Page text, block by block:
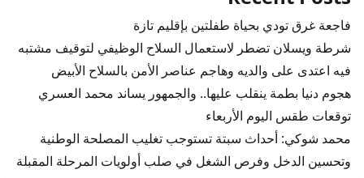
فاجعة غرق تودي بحياة طفلتين بإقليم تازة
شرطة ويسلان تضطر لاستعمال السلاح الوظيفي لتوقيف مشتبه
فيه اعتدى على والديه وهاجم عناصر الأمن بالسلاح الأبيض
هجوم دنيا بطمة ينقلب عليها.. والجمهور يساند محمد العسري
توقعات طقس اليوم الأربعاء
محمد شوكي: أحداث سبتة تستوجب تغليب المصلحة الوطنية
وتحسين الدخل وفرص الشغل في صلب أولويات المرحلة المقبلة